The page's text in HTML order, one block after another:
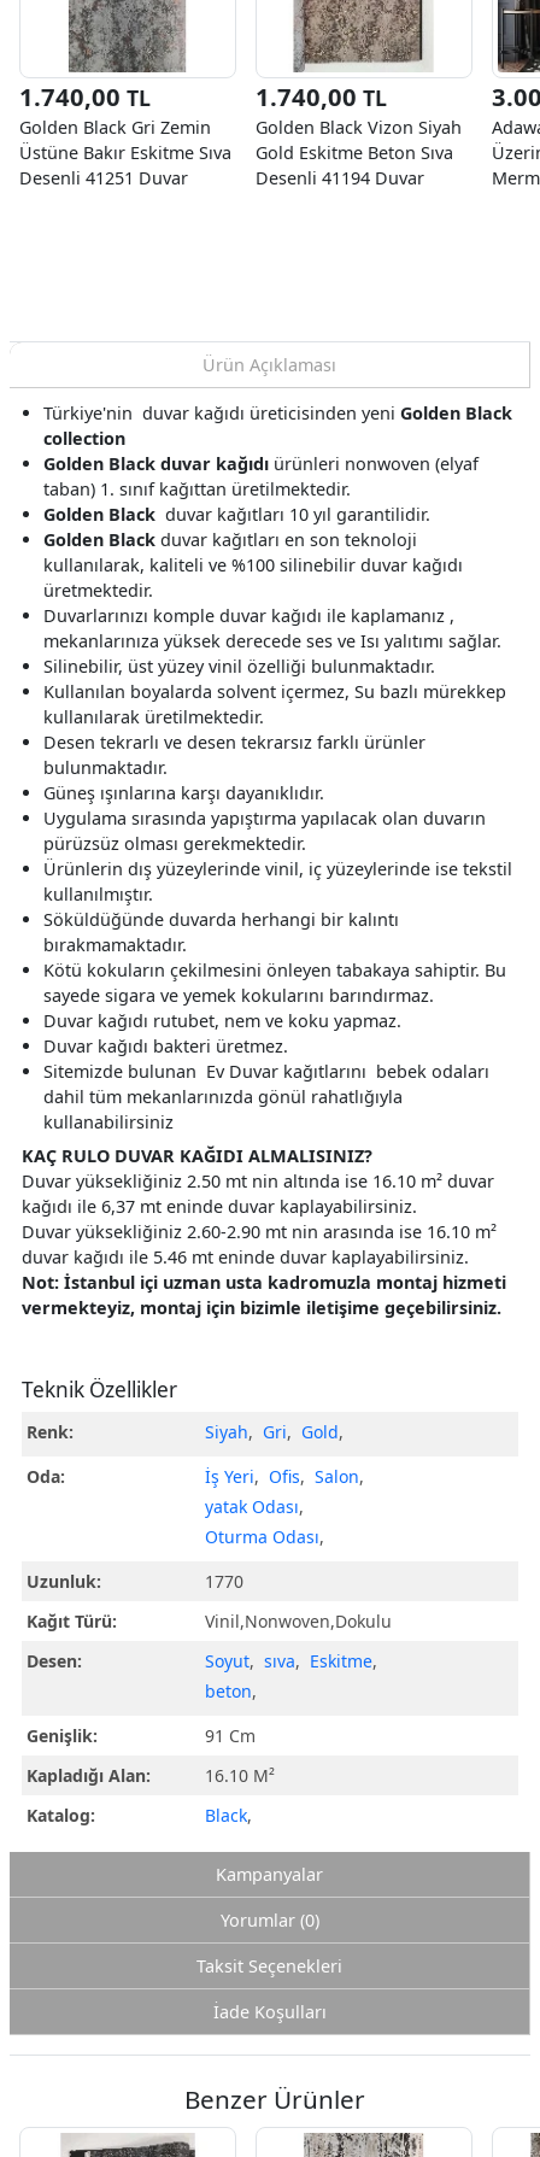
1.740,00 TL
Golden Black Gri Zemin
Üstüne Bakır Eskitme Sıva
Desenli 41251 Duvar
1.740,00 TL
Golden Black Vizon Siyah
Gold Eskitme Beton Sıva
Desenli 41194 Duvar
Ürün Açıklaması
Türkiye'nin duvar kağıdı üreticisinden yeni Golden Black
collection
Golden Black duvar kağıdı ürünleri nonwoven (elyaf
taban) 1. sınıf kağıttan üretilmektedir.
Golden Black duvar kağıtları 10 yıl garantilidir.
Golden Black duvar kağıtları en son teknoloji
kullanılarak, kaliteli ve %100 silinebilir duvar kağıdı
üretmektedir.
Duvarlarınızı komple duvar kağıdı ile kaplamanız ,
mekanlarınıza yüksek derecede ses ve Isı yalıtımı sağlar.
Silinebilir, üst yüzey vinil özelliği bulunmaktadır.
Kullanılan boyalarda solvent içermez, Su bazlı mürekkep
kullanılarak üretilmektedir.
Desen tekrarlı ve desen tekrarsız farklı ürünler
bulunmaktadır.
Güneş ışınlarına karşı dayanıklıdır.
Uygulama sırasında yapıştırma yapılacak olan duvarın
pürüzsüz olması gerekmektedir.
Ürünlerin dış yüzeylerinde vinil, iç yüzeylerinde ise tekstil
kullanılmıştır.
Söküldüğünde duvarda herhangi bir kalıntı
bırakmamaktadır.
Kötü kokuların çekilmesini önleyen tabakaya sahiptir. Bu
sayede sigara ve yemek kokularını barındırmaz.
Duvar kağıdı rutubet, nem ve koku yapmaz.
Duvar kağıdı bakteri üretmez.
Sitemizde bulunan Ev Duvar kağıtlarını bebek odaları
dahil tüm mekanlarınızda gönül rahatlığıyla
kullanabilirsiniz
KAÇ RULO DUVAR KAĞIDI ALMALISINIZ?
Duvar yüksekliğiniz 2.50 mt nin altında ise 16.10 m² duvar
kağıdı ile 6,37 mt eninde duvar kaplayabilirsiniz.
Duvar yüksekliğiniz 2.60-2.90 mt nin arasında ise 16.10 m²
duvar kağıdı ile 5.46 mt eninde duvar kaplayabilirsiniz.
Not: İstanbul içi uzman usta kadromuzla montaj hizmeti
vermekteyiz, montaj için bizimle iletişime geçebilirsiniz.
Teknik Özellikler
Renk: Siyah, Gri, Gold,
Oda:
İş Yeri, Ofis, Salon,
yatak Odası,
Oturma Odası,
Uzunluk:
1770
Kağıt Türü:
Vinil,Nonwoven,Dokulu
Desen:
Soyut, sıva, Eskitme,
beton,
Genişlik:
91 Cm
Kapladığı Alan:
16.10 M²
Katalog:
Black,
Kampanyalar
Yorumlar (0)
Taksit Seçenekleri
İade Koşulları
Benzer Ürünler